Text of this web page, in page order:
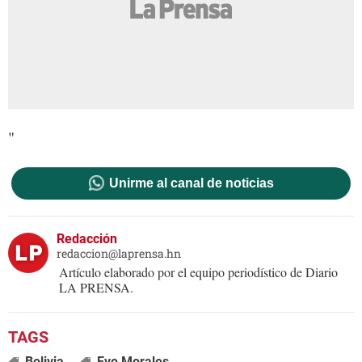
"
Unirme al canal de noticias
Redacción
redaccion@laprensa.hn
Artículo elaborado por el equipo periodístico de Diario
LA PRENSA.